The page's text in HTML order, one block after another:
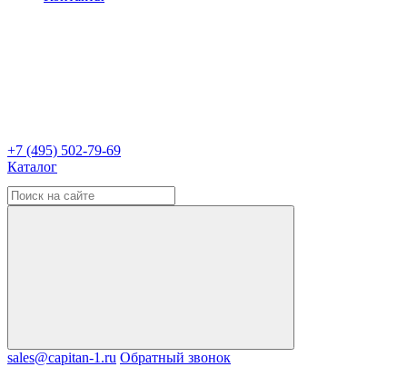
+7 (495) 502-79-69
Каталог
sales@capitan-1.ru Обратный звонок